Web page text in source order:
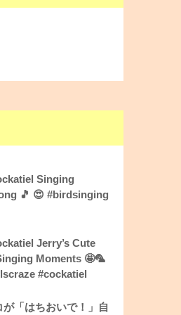
Singing
🎵 😍 #birdsinging
Jerry’s Cute
Moments 🤩🦜
#cockatiel
が「はちおいで！」自